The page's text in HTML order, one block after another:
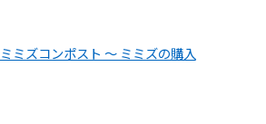
ミミズコンポスト ～ ミミズの購入